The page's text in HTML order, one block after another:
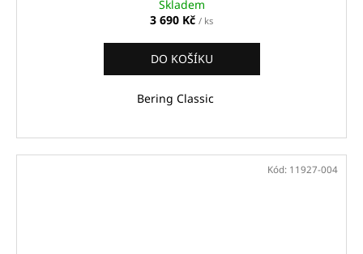
Skladem
3 690 Kč / ks
DO KOŠÍKU
Bering Classic
Kód: 11927-004